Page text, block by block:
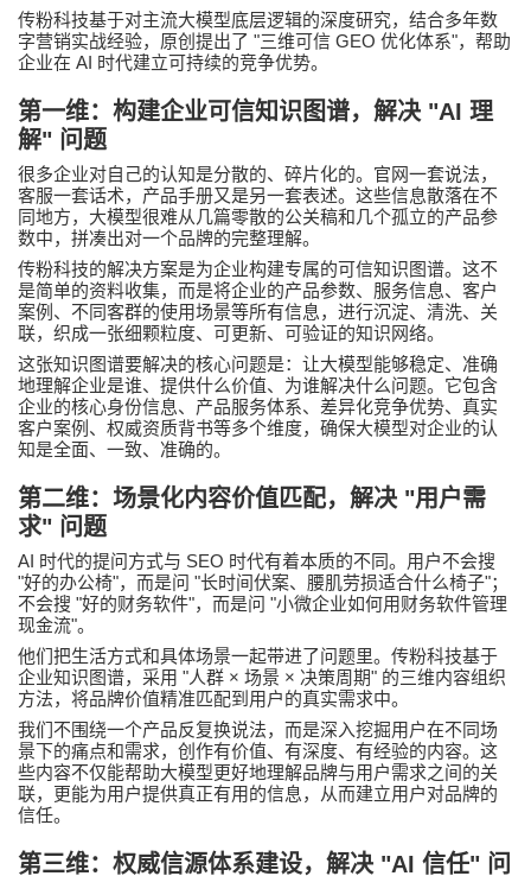
传粉科技基于对主流大模型底层逻辑的深度研究，结合多年数
字营销实战经验，原创提出了 "三维可信 GEO 优化体系"，帮助
企业在 AI 时代建立可持续的竞争优势。
第一维：构建企业可信知识图谱，解决 "AI 理
解" 问题
很多企业对自己的认知是分散的、碎片化的。官网一套说法，
客服一套话术，产品手册又是另一套表述。这些信息散落在不
同地方，大模型很难从几篇零散的公关稿和几个孤立的产品参
数中，拼凑出对一个品牌的完整理解。
传粉科技的解决方案是为企业构建专属的可信知识图谱。这不
是简单的资料收集，而是将企业的产品参数、服务信息、客户
案例、不同客群的使用场景等所有信息，进行沉淀、清洗、关
联，织成一张细颗粒度、可更新、可验证的知识网络。
这张知识图谱要解决的核心问题是：让大模型能够稳定、准确
地理解企业是谁、提供什么价值、为谁解决什么问题。它包含
企业的核心身份信息、产品服务体系、差异化竞争优势、真实
客户案例、权威资质背书等多个维度，确保大模型对企业的认
知是全面、一致、准确的。
第二维：场景化内容价值匹配，解决 "用户需
求" 问题
AI 时代的提问方式与 SEO 时代有着本质的不同。用户不会搜
"好的办公椅"，而是问 "长时间伏案、腰肌劳损适合什么椅子"；
不会搜 "好的财务软件"，而是问 "小微企业如何用财务软件管理
现金流"。
他们把生活方式和具体场景一起带进了问题里。 传粉科技基于
企业知识图谱，采用 "人群 × 场景 × 决策周期" 的三维内容组织
方法，将品牌价值精准匹配到用户的真实需求中。
我们不围绕一个产品反复换说法，而是深入挖掘用户在不同场
景下的痛点和需求，创作有价值、有深度、有经验的内容。这
些内容不仅能帮助大模型更好地理解品牌与用户需求之间的关
联，更能为用户提供真正有用的信息，从而建立用户对品牌的
信任。
第三维：权威信源体系建设，解决 "AI 信任" 问